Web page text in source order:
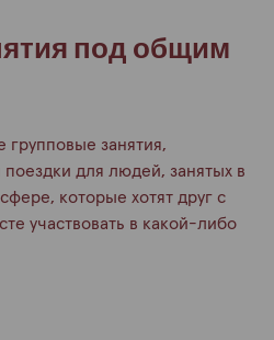
под общим
занятия,
для людей, занятых в
которые хотят друг с
участвовать в какой-либо